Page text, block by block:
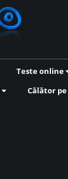
Teste online
Călător